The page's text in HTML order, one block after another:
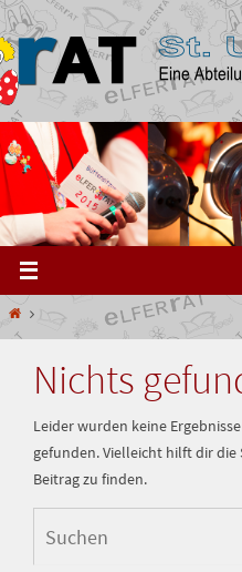
Zum
Inhalt
springen
Start
Nichts
Leider wurden keine
gefunden. Vielleicht hilft dir die
Beitrag zu finden.